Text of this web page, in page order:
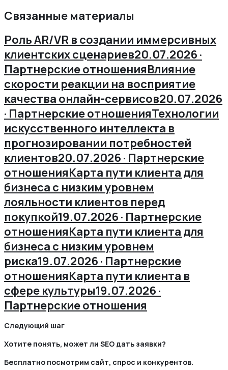
Связанные материалы
Роль AR/VR в создании иммерсивных
клиентских сценариев20.07.2026 ·
Партнерские отношенияВлияние
скорости реакции на восприятие
качества онлайн-сервисов20.07.2026
· Партнерские отношенияТехнологии
искусственного интеллекта в
прогнозировании потребностей
клиентов20.07.2026 · Партнерские
отношенияКарта пути клиента для
бизнеса с низким уровнем
лояльности клиентов перед
покупкой19.07.2026 · Партнерские
отношенияКарта пути клиента для
бизнеса с низким уровнем
риска19.07.2026 · Партнерские
отношенияКарта пути клиента в
сфере культуры19.07.2026 ·
Партнерские отношения
Следующий шаг
Хотите понять, может ли SEO дать заявки?
Бесплатно посмотрим сайт, спрос и конкурентов.